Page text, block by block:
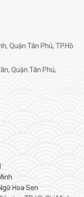
Quận Tân Phú, TP.Hồ
Quận Tân Phú,
Hoa Sen